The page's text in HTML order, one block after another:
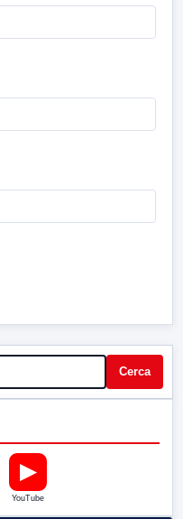
Cerca
▶
YouTube